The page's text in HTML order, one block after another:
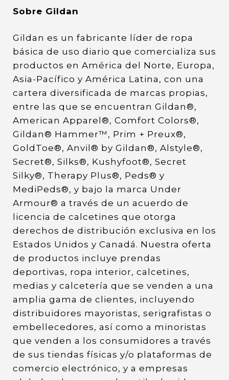
Sobre Gildan
Gildan es un fabricante líder de ropa
básica de uso diario que comercializa sus
productos en América del Norte, Europa,
Asia-Pacífico y América Latina, con una
cartera diversificada de marcas propias,
entre las que se encuentran Gildan®,
American Apparel®, Comfort Colors®,
Gildan® Hammer™, Prim + Preux®,
GoldToe®, Anvil® by Gildan®, Alstyle®,
Secret®, Silks®, Kushyfoot®, Secret
Silky®, Therapy Plus®, Peds® y
MediPeds®, y bajo la marca Under
Armour® a través de un acuerdo de
licencia de calcetines que otorga
derechos de distribución exclusiva en los
Estados Unidos y Canadá. Nuestra oferta
de productos incluye prendas
deportivas, ropa interior, calcetines,
medias y calcetería que se venden a una
amplia gama de clientes, incluyendo
distribuidores mayoristas, serigrafistas o
embellecedores, así como a minoristas
que venden a los consumidores a través
de sus tiendas físicas y/o plataformas de
comercio electrónico, y a empresas